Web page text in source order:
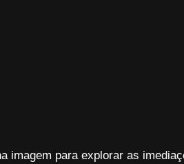
imagem para explorar as